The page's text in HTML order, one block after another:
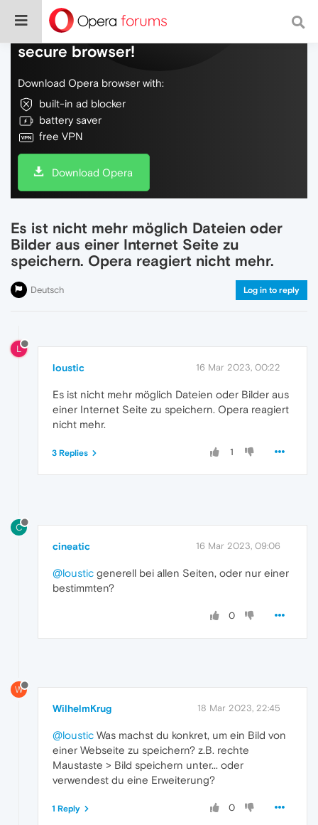
Do more on the web, with a fast and
secure browser!
Download Opera browser with:
built-in ad blocker
battery saver
free VPN
Download Opera
Es ist nicht mehr möglich Dateien oder
Bilder aus einer Internet Seite zu
speichern. Opera reagiert nicht mehr.
Deutsch Log in to reply
L
loustic 16 Mar 2023, 00:22
Es ist nicht mehr möglich Dateien oder Bilder aus
einer Internet Seite zu speichern. Opera reagiert
nicht mehr.
1
3 Replies
C
cineatic 16 Mar 2023, 09:06
@loustic generell bei allen Seiten, oder nur einer
bestimmten?
0
W
WilhelmKrug 18 Mar 2023, 22:45
@loustic Was machst du konkret, um ein Bild von
einer Webseite zu speichern? z.B. rechte
Maustaste > Bild speichern unter... oder
verwendest du eine Erweiterung?
0
1 Reply